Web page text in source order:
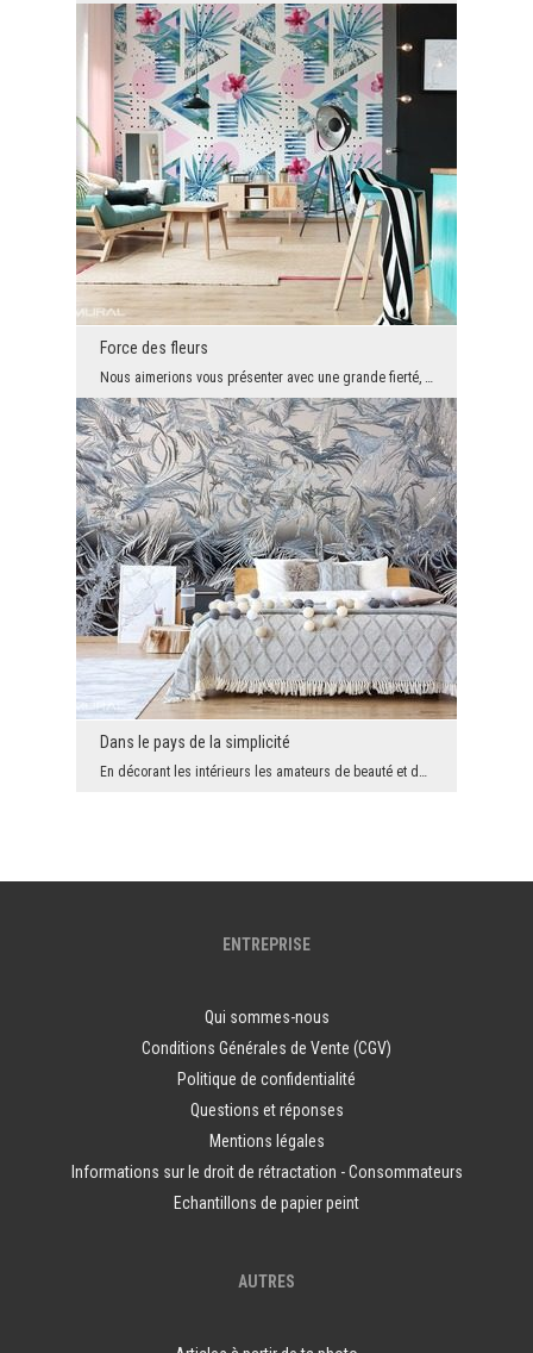
Force des fleurs
Nous aimerions vous présenter avec une grande fierté, un papier peint pour tous les passionnés de...
Dans le pays de la simplicité
En décorant les intérieurs les amateurs de beauté et du design au niveau mondial se tournent de p...
ENTREPRISE
Qui sommes-nous
Conditions Générales de Vente (CGV)
Politique de confidentialité
Questions et réponses
Mentions légales
Informations sur le droit de rétractation - Consommateurs
Echantillons de papier peint
AUTRES